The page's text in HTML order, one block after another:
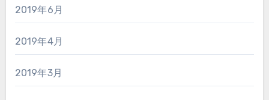
2019年6月
2019年4月
2019年3月